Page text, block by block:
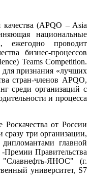
качества (APQO – Asia
национальные
ежегодно проводит
бизнес-процессов
Teams Competition.
признания «лучших
стран-членов APQO,
среди организаций с
и процесса
от России
три организации,
главной
Премии Правительства
ЯНОС" (г.
университет, S7